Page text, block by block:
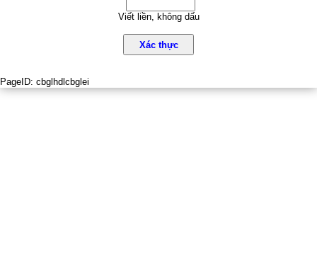
Viết liền, không dấu
Xác thực
PageID: cbglhdlcbglei